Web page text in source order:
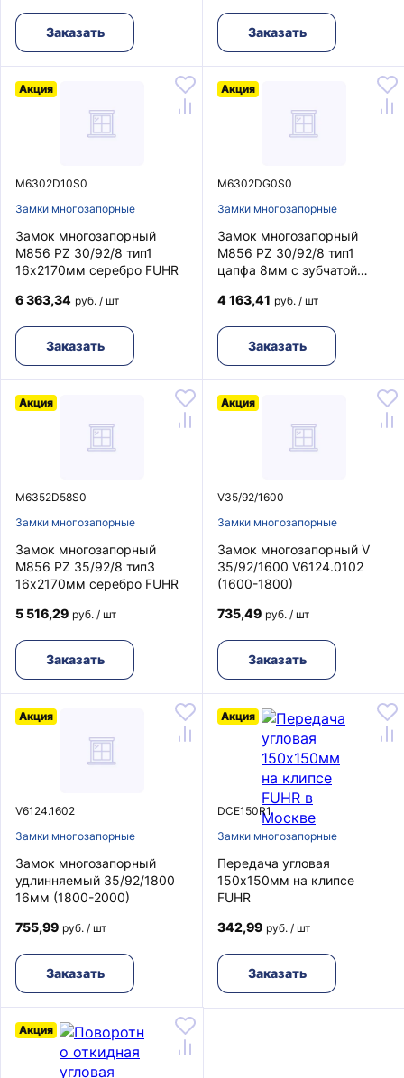
Заказать Заказать
M6302D10S0
Замки многозапорные
Акция
Замок многозапорный
M856 PZ 30/92/8 тип1
16х2170мм серебро FUHR
6 363,34 руб. / шт
Заказать
M6302DG0S0
Замки многозапорные
Акция
Замок многозапорный
M856 PZ 30/92/8 тип1
цапфа 8мм с зубчатой
4 163,41 руб. / шт
Заказать
M6352D58S0
Замки многозапорные
Акция
Замок многозапорный
M856 PZ 35/92/8 тип3
16х2170мм серебро FUHR
5 516,29 руб. / шт
Заказать
V35/92/1600
Замки многозапорные
Акция
Замок многозапорный V
35/92/1600 V6124.0102
(1600-1800)
735,49 руб. / шт
Заказать
V6124.1602
Замки многозапорные
Акция
Замок многозапорный
удлинняемый 35/92/1800
16мм (1800-2000)
755,99 руб. / шт
Заказать
DCE150R1
Замки многозапорные
Акция
Передача угловая
150х150мм на клипсе
FUHR
342,99 руб. / шт
Заказать
Акция